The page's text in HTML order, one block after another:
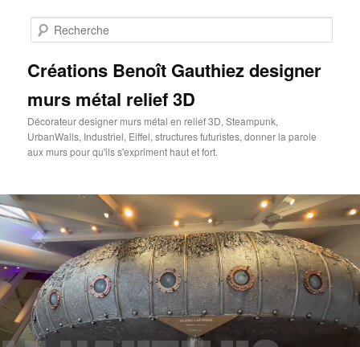
contenu
Créations Benoît Gauthiez designer
murs métal relief 3D
Décorateur designer murs métal en relief 3D, Steampunk,
UrbanWalls, Industriel, Eiffel, structures futuristes, donner la parole
aux murs pour qu'ils s'expriment haut et fort.